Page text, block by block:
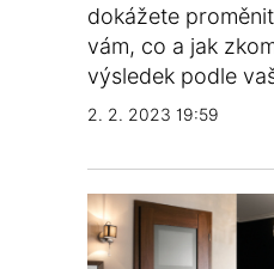
dokážete
vám, co a jak
výsledek podle
2. 2. 2023 19:59